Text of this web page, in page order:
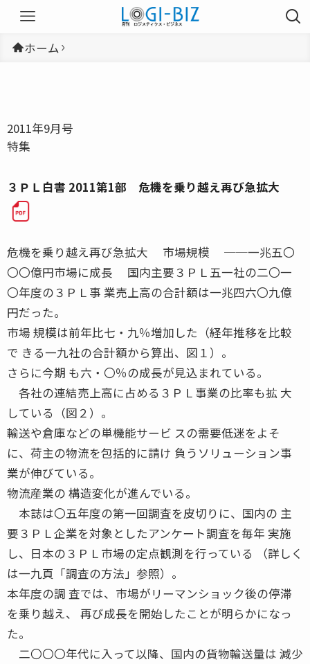
ホーム
2011年9月号
特集
３ＰＬ白書 2011第1部 危機を乗り越え再び急拡大
危機を乗り越え再び急拡大 市場規模 ──一兆五〇
〇〇億円市場に成長 国内主要３ＰＬ五一社の二〇一
〇年度の３ＰＬ事 業売上高の合計額は一兆四六〇九億
円だった。
市場 規模は前年比七・九％増加した（経年推移を比較
で きる一九社の合計額から算出、図１）。
さらに今期 も六・〇％の成長が見込まれている。
各社の連結売上高に占める３ＰＬ事業の比率も拡 大
している（図２）。
輸送や倉庫などの単機能サービ スの需要低迷をよそ
に、荷主の物流を包括的に請け 負うソリューション事
業が伸びている。
物流産業の 構造変化が進んでいる。
本誌は〇五年度の第一回調査を皮切りに、国内の 主
要３ＰＬ企業を対象としたアンケート調査を毎年 実施
し、日本の３ＰＬ市場の定点観測を行っている （詳しく
は一九頁「調査の方法」参照）。
本年度の調 査では、市場がリーマンショック後の停滞
を乗り越え、 再び成長を開始したことが明らかになっ
た。
二〇〇〇年代に入って以降、国内の貨物輸送量は 減少